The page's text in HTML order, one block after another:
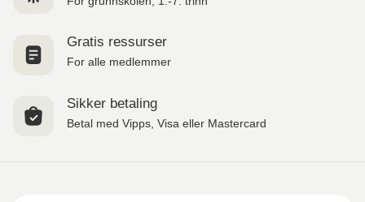
Gratis ressurser
For alle medlemmer
Sikker betaling
Betal med Vipps, Visa eller Mastercard